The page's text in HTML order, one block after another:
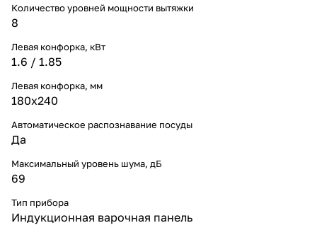
Количество уровней мощности вытяжки
8
Левая конфорка, кВт
1.6 / 1.85
Левая конфорка, мм
180х240
Автоматическое распознавание посуды
Да
Максимальный уровень шума, дБ
69
Тип прибора
Индукционная варочная панель